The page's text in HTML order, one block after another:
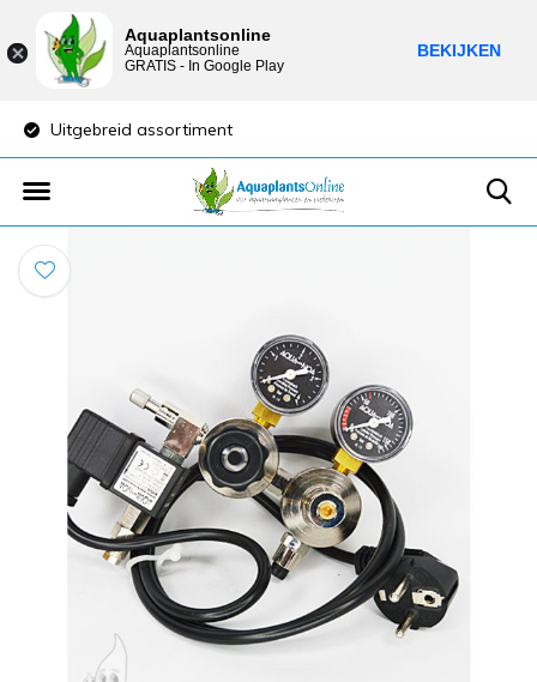
Uitgebreid assortiment
Aquaplantsonline
Aquaplantsonline
GRATIS - In Google Play
BEKIJKEN